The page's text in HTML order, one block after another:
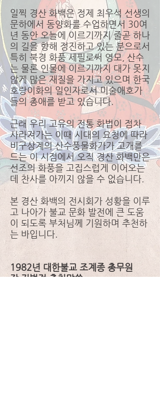
일찍 경산 화백은 정제 최우석 선생의
문하에서 동양화를 수업하면서 30여
년 동안 오늘에 이르기까지 줄곧 하나
의 길을 향해 정진하고 있는 분으로서
특히 북경 화풍 세필로써 영모, 산수
는 물론 인물에 이르기까지 대가 못지
않게 많은 재질을 가지고 있으며 한국
호랑이화의 일인자로서 미술애호가
들의 총애를 받고 있습니다.
근래 우리 고유의 전통 화법이 점차
사라져가는 이때 시대의 요청에 따라
비구상계의 산수풍물화가가 고개를
드는 이 시점에서 오직 경산 화백만은
선조의 화풍을 고집스럽게 이어오는
데 찬사를 아끼지 않을 수 없습니다.
본 경산 화백의 전시회가 성황을 이루
고 나아가 불교 문화 발전에 큰 도움
이 되도록 부처님께 기원하며 추천하
는 바입니다.
1982년 대한불교 조계종 총무원
장김법전 추천말씀